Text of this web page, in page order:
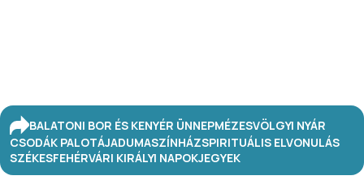
BALATONI BOR ÉS KENYÉR ÜNNEPMÉZESVÖLGYI NYÁR
CSODÁK PALOTÁJADUMASZÍNHÁZSPIRITUÁLIS ELVONULÁS
SZÉKESFEHÉRVÁRI KIRÁLYI NAPOKJEGYEK